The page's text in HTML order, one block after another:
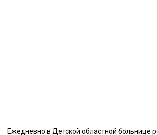
Ежедневно в Детской областной больнице